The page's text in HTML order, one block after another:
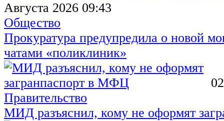
Августа 2026 09:43
Общество
Прокуратура предупредила о новой
чатами «поликлиник»
Правительство
МИД разъяснил, кому не оформят